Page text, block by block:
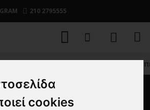
cookies
210 2795555
Ζακέτα Emerson
Emerson μπεζ